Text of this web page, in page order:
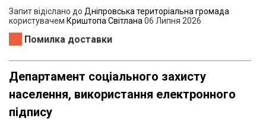
Запит відіслано до Дніпровська територіальна громада
користувачем Криштопа Світлана 06 Липня 2026
Помилка доставки
Департамент соціального захисту
населення, використання електронного
підпису